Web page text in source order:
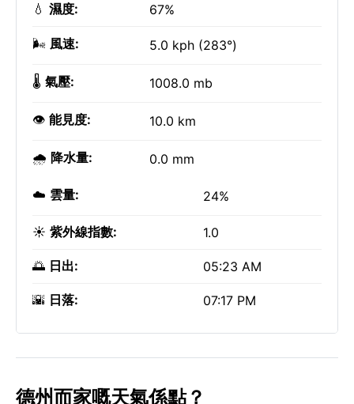
💧 濕度: 67%
🌬️ 風速: 5.0 kph (283°)
🌡️ 氣壓: 1008.0 mb
👁️ 能見度: 10.0 km
🌧️ 降水量: 0.0 mm
☁️ 雲量: 24%
☀️ 紫外線指數: 1.0
🌅 日出: 05:23 AM
🌇 日落: 07:17 PM
德州而家嘅天氣係點？